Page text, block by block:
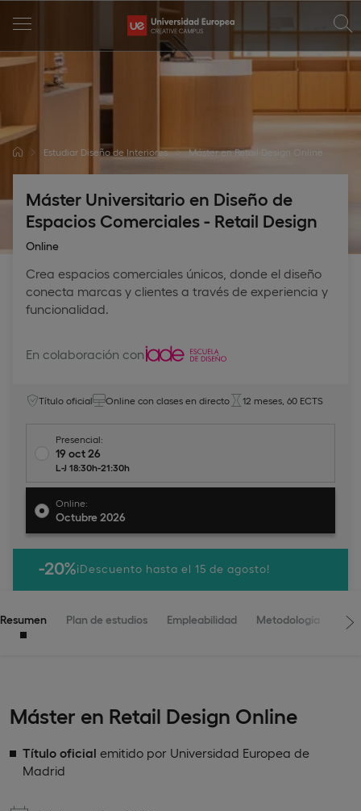
Máster Universitario en Diseño de
Espacios Comerciales - Retail Design
Online
Crea espacios comerciales únicos, donde el diseño
conecta marcas y clientes a través de experiencia y
funcionalidad.
En colaboración con
Título oficial Online con clases en directo 12 meses, 60 ECTS
Presencial:
L-J 18:30h-21:30h
19 oct 26
Online:
Octubre 2026
-20%¡Descuento hasta el 15 de agosto!
Estudiar Diseño de Interiores Máster en Retail Design Online
Resumen Plan de estudios Empleabilidad Metodología
Máster en Retail Design Online
Título oficial emitido por Universidad Europea de
Madrid